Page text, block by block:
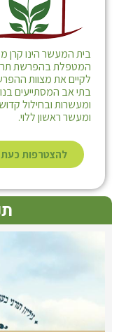
בית המעשר הינו קרן
המטפלת בהפרשת
לקיים את מצוות
בתי אב המסתייעים
ומעשרות ובחילול
ומעשר ראשון ללוי.
להצטרפות כעת